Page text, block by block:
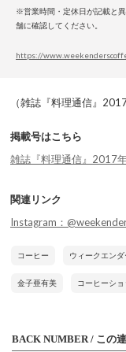
※営業時間・定休日が記載と
舗に確認してください。
https://
（雑誌『料理通信』
掲載号はこちら
雑誌『料理通信』2017
関連リンク
Instagram：
コーヒー ウィークエン
金子亜有美 コーヒーシ
BACK NUMBER / この